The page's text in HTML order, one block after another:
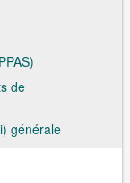
de
générale